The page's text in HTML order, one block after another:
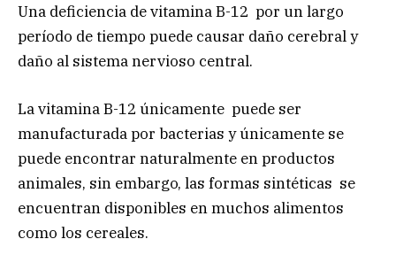
Una deficiencia de vitamina B-12 por un largo
período de tiempo puede causar daño cerebral y
daño al sistema nervioso central.
La vitamina B-12 únicamente puede ser
manufacturada por bacterias y únicamente se
puede encontrar naturalmente en productos
animales, sin embargo, las formas sintéticas se
encuentran disponibles en muchos alimentos
como los cereales.